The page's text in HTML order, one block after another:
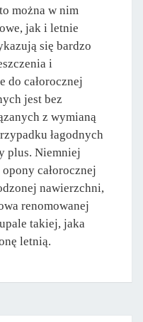
można w nim
jak i letnie
się bardzo
i
do całorocznej
jest bez
z wymianą
łagodnych
plus. Niemniej
całorocznej
nawierzchni,
renomowanej
takiej, jaka
letnią.